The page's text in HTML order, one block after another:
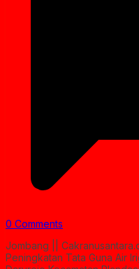
0 Comments
Jombang ||
Peningkatan Tata Guna Air